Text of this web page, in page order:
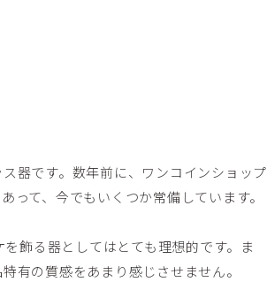
器です。数年前に、ワンコインショップ
って、今でもいくつか常備しています。
飾る器としてはとても理想的です。ま
有の質感をあまり感じさせません。